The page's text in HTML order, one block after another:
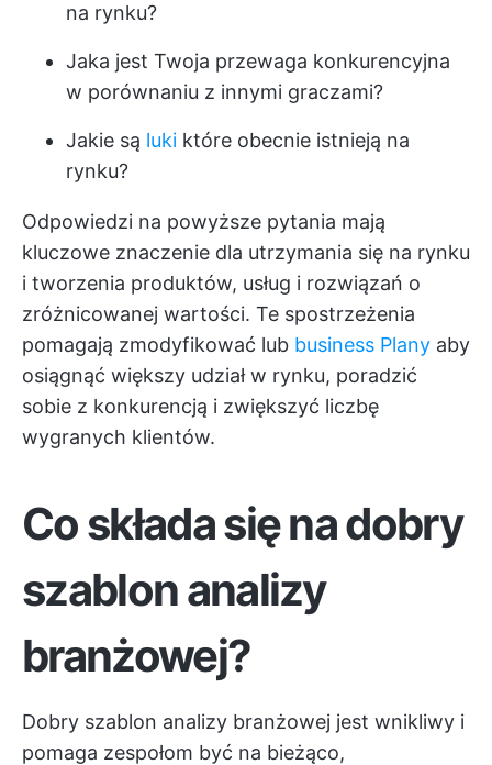
na rynku?
Jaka jest Twoja przewaga konkurencyjna
w porównaniu z innymi graczami?
Jakie są luki które obecnie istnieją na
rynku?
Odpowiedzi na powyższe pytania mają
kluczowe znaczenie dla utrzymania się na rynku
i tworzenia produktów, usług i rozwiązań o
zróżnicowanej wartości. Te spostrzeżenia
pomagają zmodyfikować lub business Plany aby
osiągnąć większy udział w rynku, poradzić
sobie z konkurencją i zwiększyć liczbę
wygranych klientów.
Co składa się na dobry
szablon analizy
branżowej?
Dobry szablon analizy branżowej jest wnikliwy i
pomaga zespołom być na bieżąco,